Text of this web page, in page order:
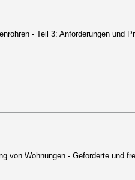
- Teil 3: Anforderungen und
von Wohnungen - Geforderte und